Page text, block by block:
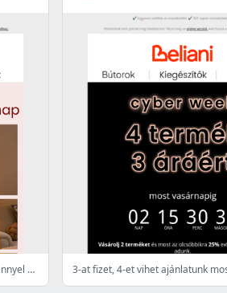
Adventi naptár: Minden nap új kedvezménnyel várunk 📅✨